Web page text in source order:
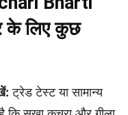
के लिए कुछ
ट्रेड टेस्ट या सामान्य